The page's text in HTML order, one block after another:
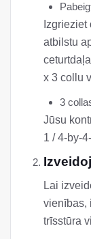
atbilstu
x 3 collu
3
Jūsu
1 / 4-by-
Lai
vienības,
trīsstūra